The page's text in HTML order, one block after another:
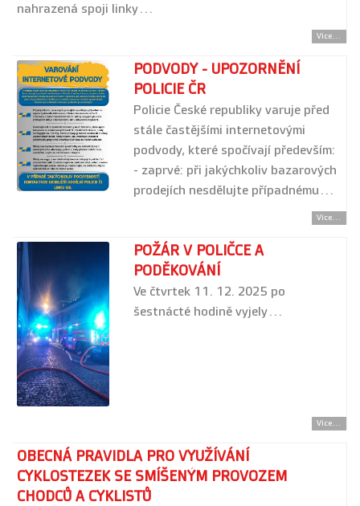
nahrazená spoji linky…
Více...
PODVODY - UPOZORNĚNÍ
POLICIE ČR
Policie České republiky varuje před
stále častějšími internetovými
podvody, které spočívají především:
- zaprvé: při jakýchkoliv bazarových
prodejích nesdělujte případnému…
Více...
POŽÁR V POLIČCE A
PODĚKOVÁNÍ
Ve čtvrtek 11. 12. 2025 po
šestnácté hodině vyjely…
Více...
OBECNÁ PRAVIDLA PRO VYUŽÍVÁNÍ
CYKLOSTEZEK SE SMÍŠENÝM PROVOZEM
CHODCŮ A CYKLISTŮ